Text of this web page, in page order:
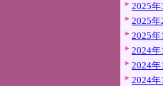
2025年
2025年
2025年
2024年
2024年
2024年